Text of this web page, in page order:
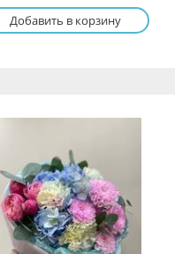
Добавить в корзину